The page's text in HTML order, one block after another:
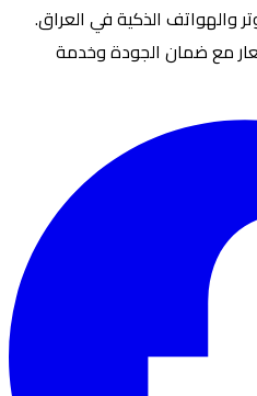
والهواتف الذكية في العراق.
مع ضمان الجودة وخدمة